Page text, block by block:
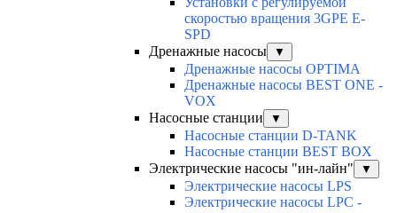
скоростью вращения 3GPE E-
SPD
Дренажные насосы
▼
Дренажные насосы OPTIMA
Дренажные насосы BEST ONE -
VOX
Насосные станции
▼
Насосные станции D-TANK
Насосные станции BEST BOX
Электрические насосы "ин-лайн"
▼
Электрические насосы LPS
Электрические насосы LPC -